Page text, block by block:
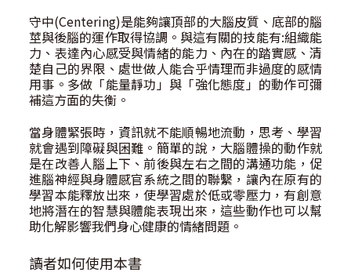
守中(Centering)是能夠讓頂部的大腦皮質、底部的腦
莖與後腦的運作取得協調。與這有關的技能有:組織能
力、表達內心感受與情緒的能力、內在的踏實感、清
楚自己的界限、處世做人能合乎情理而非過度的感情
用事。多做「能量靜功」與「強化態度」的動作可彌
補這方面的失衡。
當身體緊張時，資訊就不能順暢地流動，思考、學習
就會遇到障礙與困難。簡單的說，大腦體操的動作就
是在改善人腦上下、前後與左右之間的溝通功能，促
進腦神經與身體感官系統之間的聯繫，讓內在原有的
學習本能釋放出來，使學習處於低或零壓力，有創意
地將潛在的智慧與體能表現出來，這些動作也可以幫
助化解影響我們身心健康的情緒問題。
讀者如何使用本書